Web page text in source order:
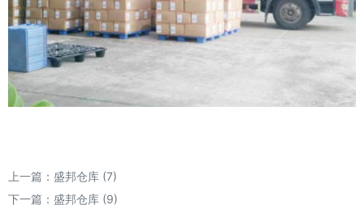
上一篇： 盛邦仓库 (7)
下一篇： 盛邦仓库 (9)